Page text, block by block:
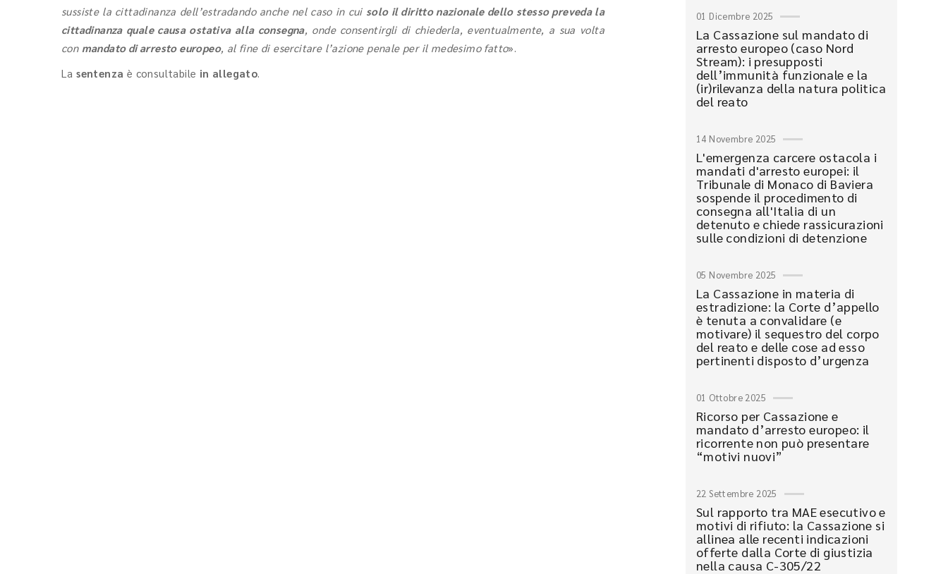
sussiste la cittadinanza dell’estradando anche nel caso in cui solo il diritto nazionale dello stesso preveda la
cittadinanza quale causa ostativa alla consegna, onde consentirgli di chiederla, eventualmente, a sua volta
con mandato di arresto europeo, al fine di esercitare l’azione penale per il medesimo fatto».
Lasentenza è consultabile in allegato.
01 Dicembre 2025
La Cassazione sul mandato di
arresto europeo (caso Nord
Stream): i presupposti
dell’immunità funzionale e la
(ir)rilevanza della natura politica
del reato
14 Novembre 2025
L'emergenza carcere ostacola i
mandati d'arresto europei: il
Tribunale di Monaco di Baviera
sospende il procedimento di
consegna all'Italia di un
detenuto e chiede rassicurazioni
sulle condizioni di detenzione
05 Novembre 2025
La Cassazione in materia di
estradizione: la Corte d’appello
è tenuta a convalidare (e
motivare) il sequestro del corpo
del reato e delle cose ad esso
pertinenti disposto d’urgenza
01 Ottobre 2025
Ricorso per Cassazione e
mandato d’arresto europeo: il
ricorrente non può presentare
“motivi nuovi”
22 Settembre 2025
Sul rapporto tra MAE esecutivo e
motivi di rifiuto: la Cassazione si
allinea alle recenti indicazioni
offerte dalla Corte di giustizia
nella causa C-305/22